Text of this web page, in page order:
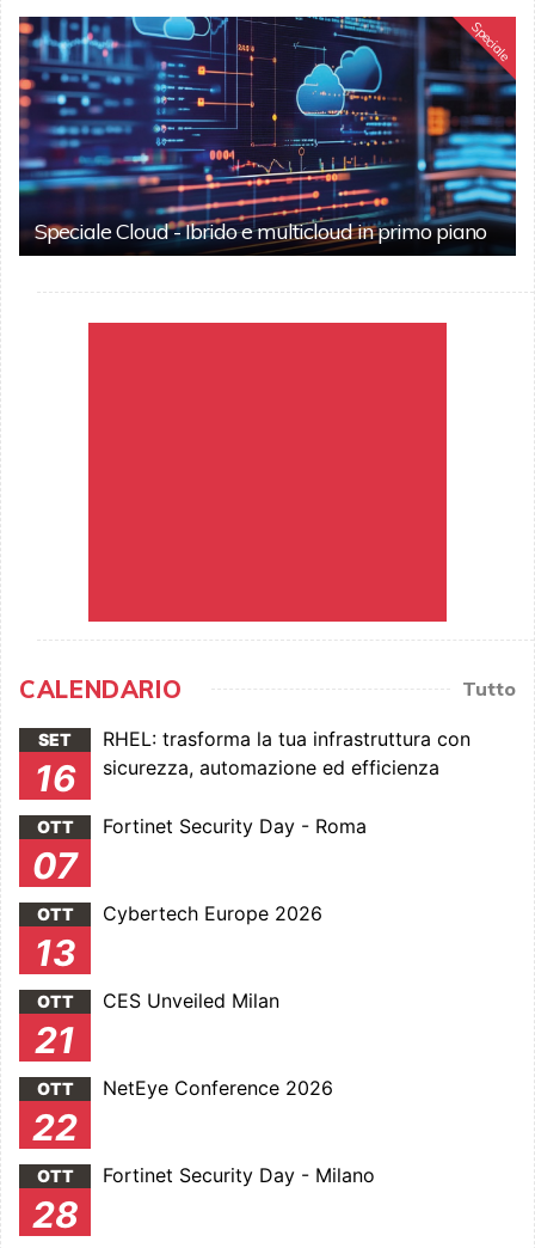
Speciale
Speciale Cloud - Ibrido e multicloud in primo piano
CALENDARIO Tutto
SET
16
RHEL: trasforma la tua infrastruttura con
sicurezza, automazione ed efficienza
OTT
07
Fortinet Security Day - Roma
OTT
13
Cybertech Europe 2026
OTT
21
CES Unveiled Milan
OTT
22
NetEye Conference 2026
OTT
28
Fortinet Security Day - Milano